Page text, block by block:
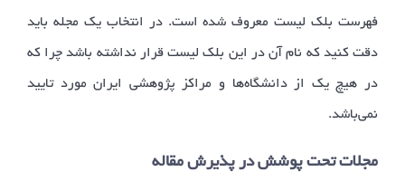
فهرست بلک لیست معروف شده است. در انتخاب یک مجله باید
دقت کنید که نام آن در این بلک لیست قرار نداشته باشد چرا که
در هیچ یک از دانشگاه‌ها و مراکز پژوهشی ایران مورد تایید
نمی‌‎باشد.
مجلات تحت پوشش در پذیرش مقاله